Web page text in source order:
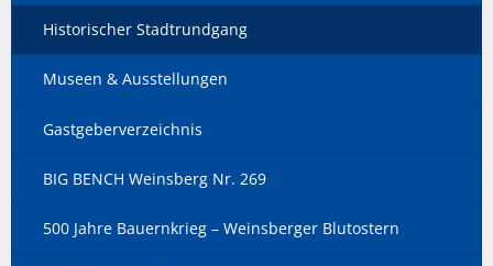
Historischer Stadtrundgang
Museen & Ausstellungen
Gastgeberverzeichnis
BIG BENCH Weinsberg Nr. 269
500 Jahre Bauernkrieg – Weinsberger Blutostern